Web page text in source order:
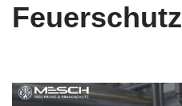
Feuerschutz